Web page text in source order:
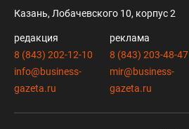
Казань, Лобачевского 10, корпус 2
редакция
8 (843) 202-12-10
info@business-
gazeta.ru
реклама
8 (843) 203-48-47
mir@business-
gazeta.ru